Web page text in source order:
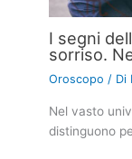
I segni
sorriso.
Oroscopo / Di
Nel vasto
distinguono